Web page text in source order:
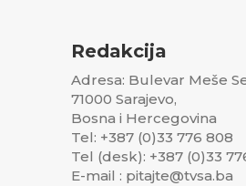
Redakcija
Adresa: Bulevar Meše
71000 Sarajevo,
Bosna i Hercegovina
Tel: +387 (0)33 776 808
Tel (desk): +387 (0)33
E-mail : pitajte@tvsa.ba